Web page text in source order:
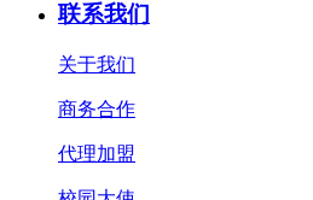
联系我们
关于我们
商务合作
代理加盟